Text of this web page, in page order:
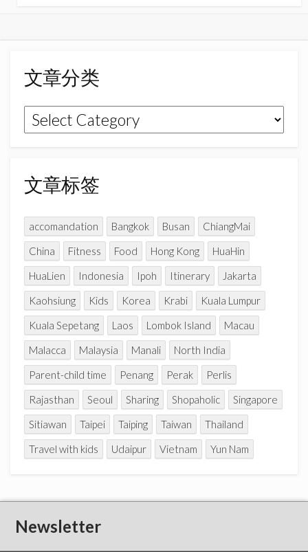
o
o
k
r
a
m
e
C
h
文章分类
文
章
类
文章标签
accomandation Bangkok Busan
ChiangMai
China
Fitness Food Hong Kong
HuaHin
HuaLien
Indonesia Ipoh Itinerary
Jakarta
Kaohsiung
Kids Korea Krabi
Kuala Lumpur
Kuala Sepetang
Laos Lombok Island
Macau
Malacca
Malaysia Manali
North India
Parent-child time
Penang Perak
Perlis
Rajasthan
Seoul Sharing Shopaholic
Singapore
Sitiawan
Taipei Taiping Taiwan
Thailand
Travel with kids
Udaipur Vietnam Yun Nam
Newsletter